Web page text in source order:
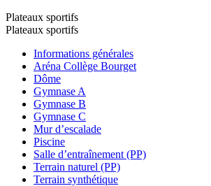
Plateaux sportifs
Plateaux sportifs
Informations générales
Aréna Collège Bourget
Dôme
Gymnase A
Gymnase B
Gymnase C
Mur d’escalade
Piscine
Salle d’entraînement (PP)
Terrain naturel (PP)
Terrain synthétique